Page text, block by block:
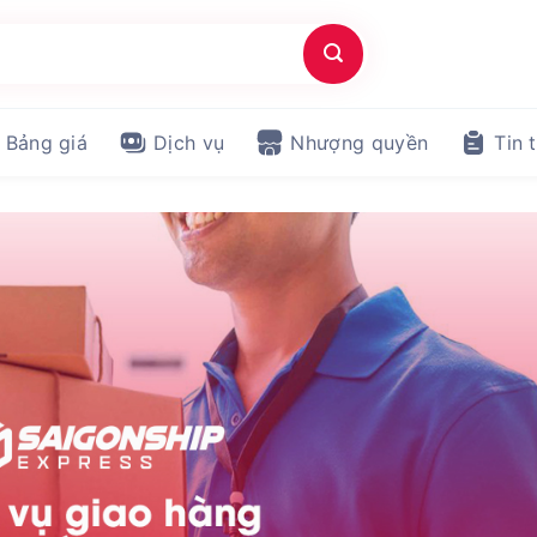
Bảng giá Dịch vụ Nhượng quyền Tin